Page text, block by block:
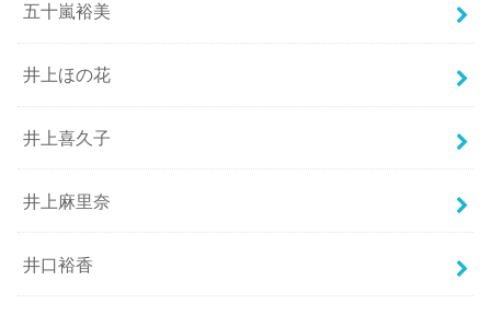
五十嵐裕美
井上ほの花
井上喜久子
井上麻里奈
井口裕香